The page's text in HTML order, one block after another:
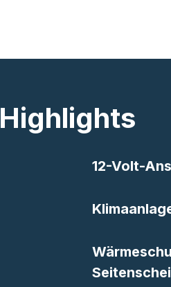
Highlights
12-Volt-